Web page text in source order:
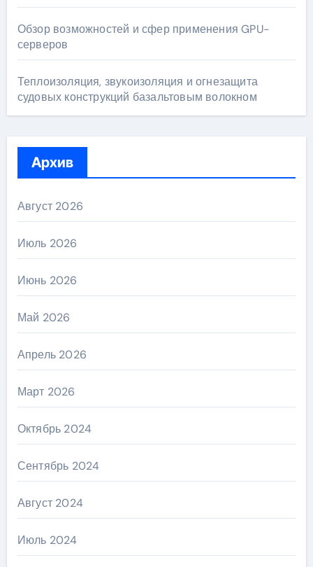
Обзор возможностей и сфер применения GPU-
серверов
Теплоизоляция, звукоизоляция и огнезащита
судовых конструкций базальтовым волокном
Архив
Август 2026
Июль 2026
Июнь 2026
Май 2026
Апрель 2026
Март 2026
Октябрь 2024
Сентябрь 2024
Август 2024
Июль 2024